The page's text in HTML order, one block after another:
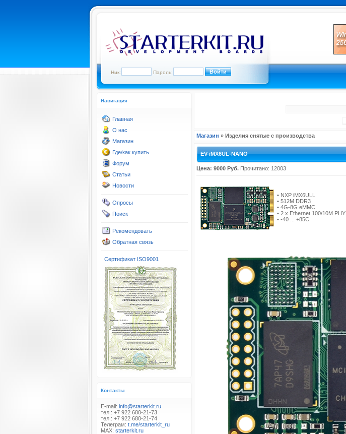
Ник: Пароль:
Навигация
Главная
О нас
Магазин
Где/как купить
Форум
Статьи
Новости
Опросы
Поиск
Рекомендовать
Обратная связь
Сертификат ISO9001
Контакты
E-mail: info@starterkit.ru
тел.: +7 922 680-21-73
тел.: +7 922 680-21-74
Телеграм: t.me/starterkit_ru
MAX: starterkit.ru
Магазин » Изделия снятые с производства
EV-iMX6UL-NANO
Цена: 9000 Руб. Прочитано: 12003
• NXP iMX6ULL
• 512M DDR3
• 4G-8G eMMC
• 2 x Ethernet 100/10M PHY
• -40 ... +85C